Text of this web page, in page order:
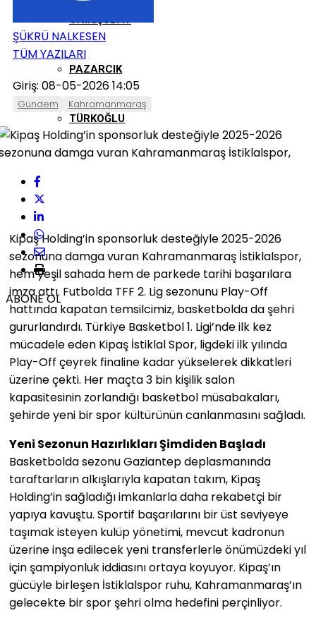
ONIKIŞUBAT
PAZARCIK
TÜRKOĞLU
ŞÜKRÜ NALKESEN
TÜM YAZILARI
Giriş: 08-05-2026 14:05
Gündem Kahramanmaraş
ABONE OL
Kipaş Holding’in sponsorluk desteğiyle 2025-2026
sezonuna damga vuran Kahramanmaraş İstiklalspor,
hem yeşil sahada hem de parkede tarihi başarılara
imza attı. Futbolda TFF 2. Lig sezonunu Play-Off
hattında kapatan temsilcimiz, basketbolda da şehri
gururlandırdı. Türkiye Basketbol 1. Ligi’nde ilk kez
mücadele eden Kipaş İstiklal Spor, ligdeki ilk yılında
Play-Off çeyrek finaline kadar yükselerek dikkatleri
üzerine çekti. Her maçta 3 bin kişilik salon
kapasitesinin zorlandığı basketbol müsabakaları,
şehirde yeni bir spor kültürünün canlanmasını sağladı.
Yeni Sezonun Hazırlıkları Şimdiden Başladı
Basketbolda sezonu Gaziantep deplasmanında
taraftarların alkışlarıyla kapatan takım, Kipaş
Holding’in sağladığı imkanlarla daha rekabetçi bir
yapıya kavuştu. Sportif başarılarını bir üst seviyeye
taşımak isteyen kulüp yönetimi, mevcut kadronun
üzerine inşa edilecek yeni transferlerle önümüzdeki yıl
için şampiyonluk iddiasını ortaya koyuyor. Kipaş’ın
gücüyle birleşen İstiklalspor ruhu, Kahramanmaraş’ın
gelecekte bir spor şehri olma hedefini perçinliyor.